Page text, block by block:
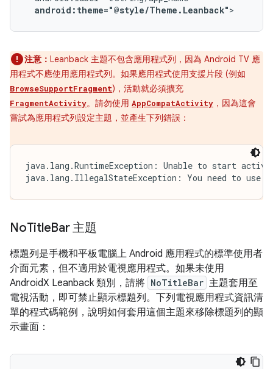
android:theme="@style/Theme.Leanback">
注意： Leanback 主題不包含應用程式列，因為 Android TV 應
用程式不應使用應用程式列。如果應用程式使用支援片段 (例如
BrowseSupportFragment)，活動就必須擴充
FragmentActivity。請勿使用 AppCompatActivity ，因為這會
嘗試為應用程式列設定主題，並產生下列錯誤：
java.lang.RuntimeException: Unable to start
java.lang.IllegalStateException: You need to use
NoTitleBar 主題
標題列是手機和平板電腦上 Android 應用程式的標準使用者
介面元素，但不適用於電視應用程式。如果未使用
AndroidX Leanback 類別，請將 NoTitleBar 主題套用至
電視活動，即可禁止顯示標題列。下列電視應用程式資訊清
單的程式碼範例，說明如何套用這個主題來移除標題列的顯
示畫面：